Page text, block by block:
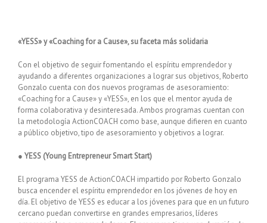
«YESS» y «Coaching for a Cause», su faceta más solidaria
Con el objetivo de seguir fomentando el espíritu emprendedor y
ayudando a diferentes organizaciones a lograr sus objetivos, Roberto
Gonzalo cuenta con dos nuevos programas de asesoramiento:
«Coaching for a Cause» y «YESS», en los que el mentor ayuda de
forma colaborativa y desinteresada. Ambos programas cuentan con
la metodología ActionCOACH como base, aunque difieren en cuanto
a público objetivo, tipo de asesoramiento y objetivos a lograr.
● YESS (Young Entrepreneur Smart Start)
El programa YESS de ActionCOACH impartido por Roberto Gonzalo
busca encender el espíritu emprendedor en los jóvenes de hoy en
día. El objetivo de YESS es educar a los jóvenes para que en un futuro
cercano puedan convertirse en grandes empresarios, líderes